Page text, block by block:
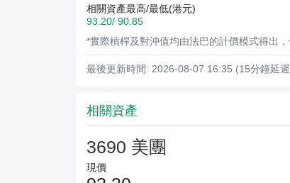
相關資產最高/最低(港元)
93.20/ 90.85
*實際槓桿及對沖值均由法巴的計價模式得出，
最後更新時間: 2026-08-07 16:35 (15分鐘延
相關資產
3690 美團
現價